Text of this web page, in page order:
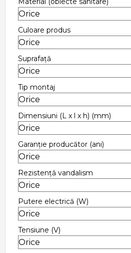
Culoare produs
Suprafață
Tip montaj
Dimensiuni (L x l x h) (mm)
Garanție producător (ani)
Rezistență vandalism
Putere electrică (W)
Tensiune (V)